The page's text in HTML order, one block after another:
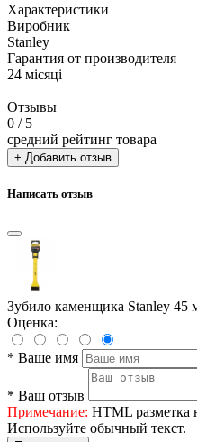
Характеристики
Виробник
Stanley
Гарантия от производителя
24 місяці
Отзывы
0 / 5
средний рейтинг товара
+ Добавить отзыв
Написать отзыв
Зубило каменщика Stanley
Оценка:
* Ваше имя
* Ваш отзыв
Примечание: HTML разметка
Используйте обычный текст.